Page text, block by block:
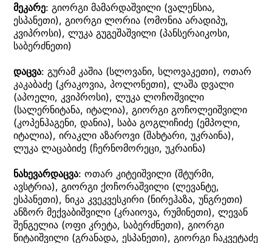
მეკარე: გიორგი მამარდაშვილი (ვალენსია,
ესპანეთი), გიორგი ლორია (ომონია არადიპუ,
კვიპროსი), ლუკა გუგეშაშვილი (პანსერაიკოსი,
საბერძნეთი)
დაცვა: გურამ კაშია (სლოვანი, სლოვაკეთი), ოთარ
კაკაბაძე (კრაკოვია, პოლონეთი), ლაშა დვალი
(აპოელი, კვიპროსი), ლუკა ლოჩოშვილი
(სალერნიტანა, იტალია), გიორგი გოჩოლეიშვილი
(კოპენჰაგენი, დანია), საბა გოგლიჩიძე (ემპოლი,
იტალია), ირაკლი აზაროვი (შახტარი, უკრაინა),
ლუკა ლაცაბიძე (ჩერნომორეცი, უკრაინა)
ნახევარდაცვა: ოთარ კიტეიშვილი (შტურმი,
ავსტრია), გიორგი ქოჩორაშვილი (ლევანტე,
ესპანეთი), ნიკა კვეკვესკირი (ნირეჰაზა, უნგრეთი)
ანზორ მექვაბიშვილი (კრაიოვა, რუმინეთი), ლევან
შენგელია (ოფი კრეტა, საბერძნეთი), გიორგი
წიტაიშვილი (გრანადა, ესპანეთი), გიორგი ჩაკვეტაძე